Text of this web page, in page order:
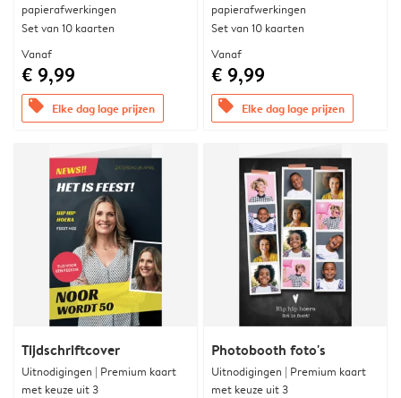
papierafwerkingen
Set van 10 kaarten
Vanaf
€ 9,99
offers Elke dag lage prijzen
papierafwerkingen
Set van 10 kaarten
Vanaf
€ 9,99
offers Elke dag lage prijzen
Tijdschriftcover
Uitnodigingen | Premium kaart
met keuze uit 3
Photobooth foto's
Uitnodigingen | Premium kaart
met keuze uit 3